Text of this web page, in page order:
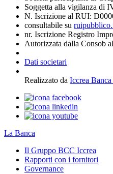
Soggetta alla vigilanza di
N. Iscrizione al RUI:
consultabile su
nr. Iscrizione Registro
Autorizzata dalla Consob
Dati societari
Realizzato da Iccrea
La Banca
Il Gruppo BCC Iccrea
Rapporti con i fornitori
Governance